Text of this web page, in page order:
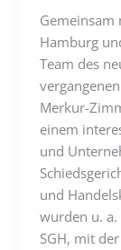
Gemeinsam
Hamburg
Team des
Merkur-
einem
und
und
wurden u.
SGH, mit